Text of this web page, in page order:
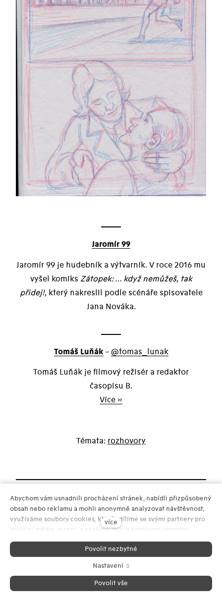
Jaromír 99
Jaromír 99 je hudebník a výtvarník. V roce 2016 mu
vyšel komiks Zátopek: … když nemůžeš, tak
přidej!, který nakreslil podle scénáře spisovatele
Jana Nováka.
Tomáš Luňák– @tomas_lunak
Tomáš Luňák je filmový režisér a redaktor
časopisu B.
Více »
rozhovory
Newsletter
Abychom vám usnadnili procházení stránek, nabídli přizpůsobený
obsah nebo reklamu a mohli anonymně analyzovat návštěvnost,
využíváme soubory cookies, které sdílíme se svými partnery pro
sociální média, inzerci a analýzu. Jejich nastavení upravíte
odkazem "Nastavení cookies" a kdykoliv jej můžete změnit v
patičce webu. Podrobnější informace najdete v našich Zásadách
ochrany osobních údajů a používání souborů cookies. Souhlasíte s
více
Povolit nezbytné
Nastavení
Povolit vše